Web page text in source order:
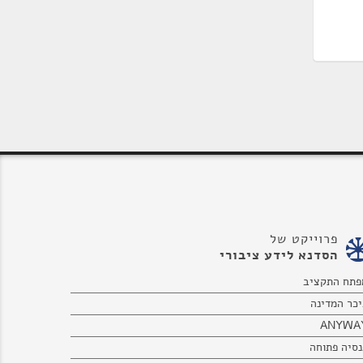
פרוייקט של
הסדנא לידע ציבורי
התקציב
המדינה
פתוחה